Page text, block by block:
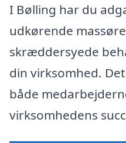
I Bølling har du
udkørende
skræddersyede
din virksomhed.
både
virksomhedens